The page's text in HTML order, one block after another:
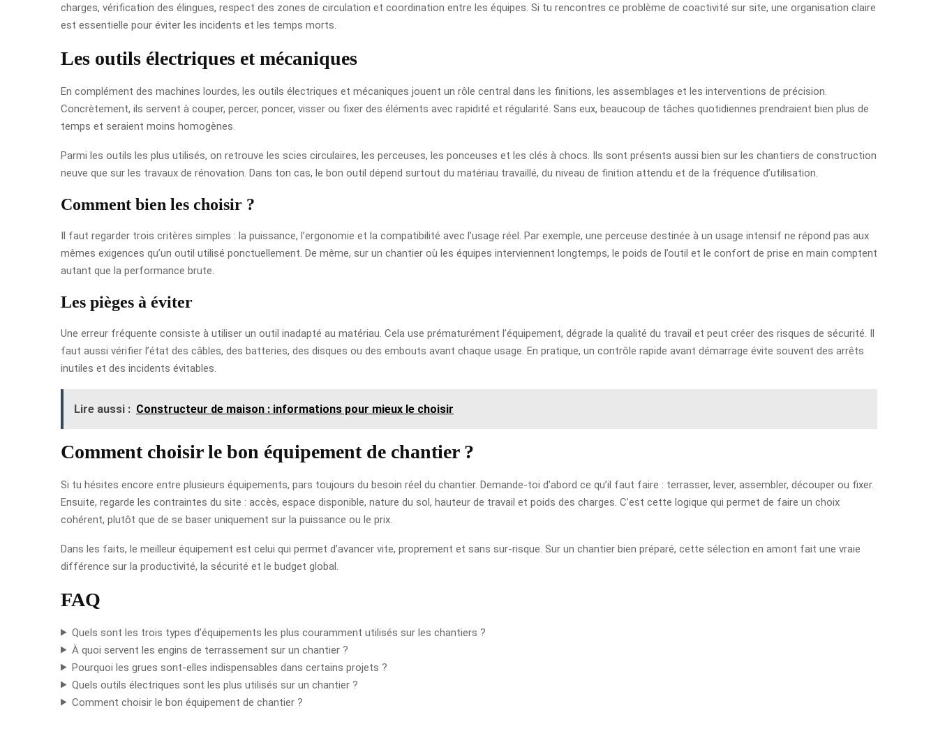
charges, vérification des élingues, respect des zones de circulation et coordination entre les équipes. Si tu rencontres ce problème de coactivité sur site, une organisation claire
est essentielle pour éviter les incidents et les temps morts.
Les outils électriques et mécaniques
En complément des machines lourdes, les outils électriques et mécaniques jouent un rôle central dans les finitions, les assemblages et les interventions de précision.
Concrètement, ils servent à couper, percer, poncer, visser ou fixer des éléments avec rapidité et régularité. Sans eux, beaucoup de tâches quotidiennes prendraient bien plus de
temps et seraient moins homogènes.
Parmi les outils les plus utilisés, on retrouve les scies circulaires, les perceuses, les ponceuses et les clés à chocs. Ils sont présents aussi bien sur les chantiers de construction
neuve que sur les travaux de rénovation. Dans ton cas, le bon outil dépend surtout du matériau travaillé, du niveau de finition attendu et de la fréquence d’utilisation.
Comment bien les choisir ?
Il faut regarder trois critères simples : la puissance, l’ergonomie et la compatibilité avec l’usage réel. Par exemple, une perceuse destinée à un usage intensif ne répond pas aux
mêmes exigences qu’un outil utilisé ponctuellement. De même, sur un chantier où les équipes interviennent longtemps, le poids de l’outil et le confort de prise en main comptent
autant que la performance brute.
Les pièges à éviter
Une erreur fréquente consiste à utiliser un outil inadapté au matériau. Cela use prématurément l’équipement, dégrade la qualité du travail et peut créer des risques de sécurité. Il
faut aussi vérifier l’état des câbles, des batteries, des disques ou des embouts avant chaque usage. En pratique, un contrôle rapide avant démarrage évite souvent des arrêts
inutiles et des incidents évitables.
Lire aussi : Constructeur de maison : informations pour mieux le choisir
Comment choisir le bon équipement de chantier ?
Si tu hésites encore entre plusieurs équipements, pars toujours du besoin réel du chantier. Demande-toi d’abord ce qu’il faut faire : terrasser, lever, assembler, découper ou fixer.
Ensuite, regarde les contraintes du site : accès, espace disponible, nature du sol, hauteur de travail et poids des charges. C’est cette logique qui permet de faire un choix
cohérent, plutôt que de se baser uniquement sur la puissance ou le prix.
Dans les faits, le meilleur équipement est celui qui permet d’avancer vite, proprement et sans sur-risque. Sur un chantier bien préparé, cette sélection en amont fait une vraie
différence sur la productivité, la sécurité et le budget global.
FAQ
Quels sont les trois types d’équipements les plus couramment utilisés sur les chantiers ?
À quoi servent les engins de terrassement sur un chantier ?
Pourquoi les grues sont-elles indispensables dans certains projets ?
Quels outils électriques sont les plus utilisés sur un chantier ?
Comment choisir le bon équipement de chantier ?